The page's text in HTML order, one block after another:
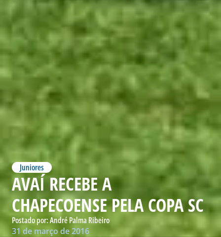
Juniores
AVAÍ RECEBE A
CHAPECOENSE PELA COPA SC
Postado por:André Palma Ribeiro
31 de março de 2016